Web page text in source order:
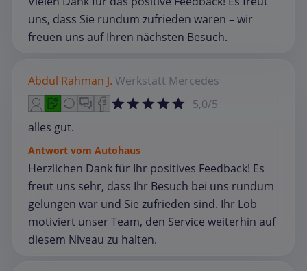
uns, dass Sie rundum zufrieden waren – wir
freuen uns auf Ihren nächsten Besuch.
Abdul Rahman J. Werkstatt Mercedes
5,0/5
alles gut.
Antwort vom Autohaus
Herzlichen Dank für Ihr positives Feedback! Es
freut uns sehr, dass Ihr Besuch bei uns rundum
gelungen war und Sie zufrieden sind. Ihr Lob
motiviert unser Team, den Service weiterhin auf
diesem Niveau zu halten.